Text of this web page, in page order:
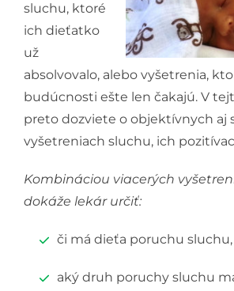
sluchu, ktoré
ich dieťatko
už
absolvovalo, alebo vyšetrenia,
budúcnosti ešte len čakajú. V
preto dozviete o objektívnych aj
vyšetreniach sluchu, ich
Kombináciou viacerých
dokáže lekár určiť:
či má dieťa poruchu sluchu,
aký druh poruchy sluchu